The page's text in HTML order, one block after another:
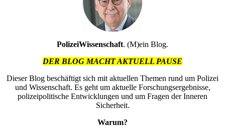
PolizeiWissenschaft. (M)ein Blog.
DER BLOG MACHT AKTUELL PAUSE
Dieser Blog beschäftigt sich mit aktuellen Themen rund um Polizei
und Wissenschaft. Es geht um aktuelle Forschungsergebnisse,
polizeipolitische Entwicklungen und um Fragen der Inneren
Sicherheit.
Warum?